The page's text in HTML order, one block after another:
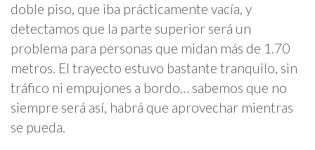
doble piso, que iba prácticamente vacía, y
detectamos que la parte superior será un
problema para personas que midan más de 1.70
metros. El trayecto estuvo bastante tranquilo, sin
tráfico ni empujones a bordo… sabemos que no
siempre será así, habrá que aprovechar mientras
se pueda.